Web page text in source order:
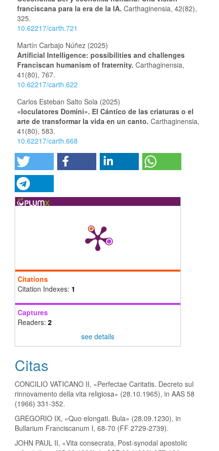
franciscana para la era de la IA. Carthaginensia, 42(82),
325.
10.62217/carth.721
Martín Carbajo Núñez (2025)
Artificial Intelligence: possibilities and challenges
Franciscan humanism of fraternity. Carthaginensia,
41 (80), 767.
10.62217/carth.622
Carlos Esteban Salto Sola (2025)
«Ioculatores Domini». El Cántico de las criaturas o el
arte de transformar la vida en un canto. Carthaginensia,
41 (80), 583.
10.62217/carth.668
Citations
Citation Indexes: 1
Captures
Readers: 2
see details
Citas
CONCILIO VATICANO II, «Perfectae Caritatis. Decreto sul
rinnovamento della vita religiosa» (28.10.1965), in AAS 58
(1966) 331-352.
GREGORIO IX, «Quo elongati. Bula» (28.09.1230), in
Bullarium Franciscanum I, 68-70 (FF 2729-2739).
JOHN PAUL II, «Vita consecrata, Post-synodal apostolic